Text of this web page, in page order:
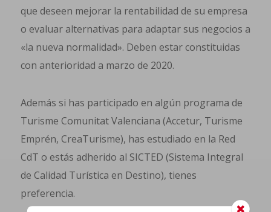
que deseen mejorar la rentabilidad de su empresa
o evaluar alternativas para adaptar sus negocios a
«la nueva normalidad». Deben estar constituidas
con anterioridad a marzo de 2020.
Además si has participado en algún programa de
Turisme Comunitat Valenciana (Accetur, Turisme
Emprén, CreaTurisme), has estudiado en la Red
CdT o estás adherido al SICTED (Sistema Integral
de Calidad Turística en Destino), tienes
preferencia.